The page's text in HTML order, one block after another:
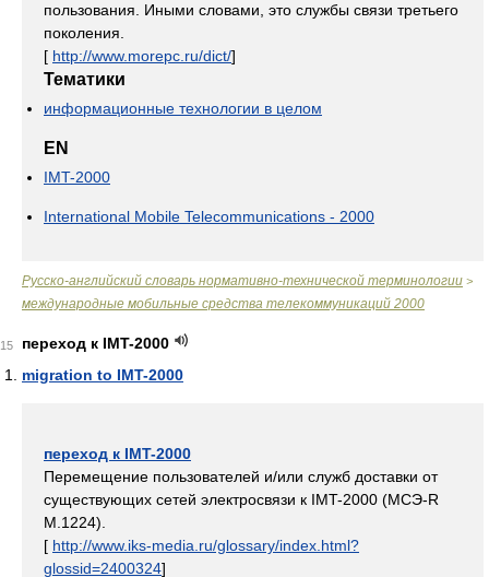
пользования. Иными словами, это службы связи третьего
поколения.
[ http://www.morepc.ru/dict/]
Тематики
информационные технологии в целом
EN
IMT-2000
International Mobile Telecommunications - 2000
Русско-английский словарь нормативно-технической терминологии >
международные мобильные средства телекоммуникаций 2000
15
переход к IMT-2000
migration to IMT-2000
переход к IMT-2000
Перемещение пользователей и/или служб доставки от
существующих сетей электросвязи к IMT-2000 (МСЭ-R
M.1224).
[ http://www.iks-media.ru/glossary/index.html?
glossid=2400324]